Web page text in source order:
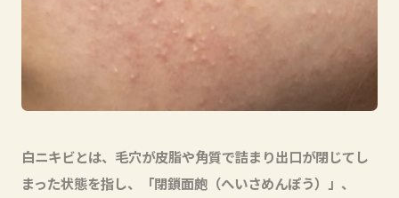
白ニキビとは、毛穴が皮脂や角質で詰まり出口が閉じてし
まった状態を指し、「閉鎖面皰（へいさめんぽう）」、